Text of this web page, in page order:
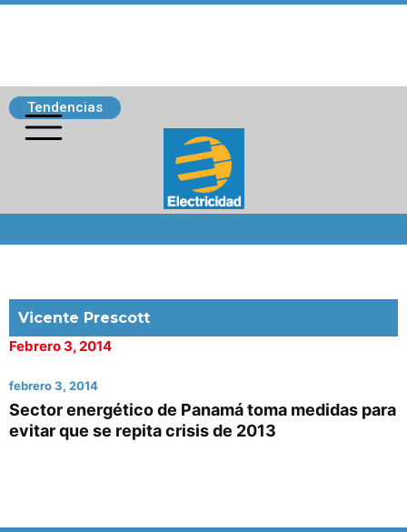
Tendencias
Vicente Prescott
Febrero 3, 2014
febrero 3, 2014
Sector energético de Panamá toma medidas para
evitar que se repita crisis de 2013